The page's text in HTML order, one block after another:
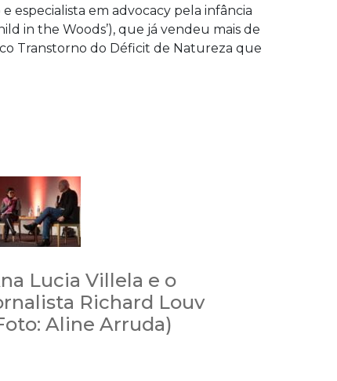
especialista em advocacy pela infância
in the Woods’), que já vendeu mais de
Transtorno do Déficit de Natureza que
Lucia Villela e o
Richard Louv
Aline Arruda)